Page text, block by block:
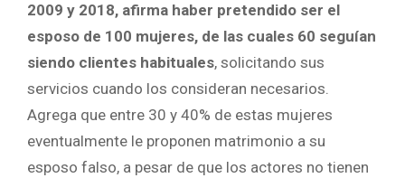
2009 y 2018, afirma haber pretendido ser el
esposo de 100 mujeres, de las cuales 60 seguían
siendo clientes habituales, solicitando sus
servicios cuando los consideran necesarios.
Agrega que entre 30 y 40% de estas mujeres
eventualmente le proponen matrimonio a su
esposo falso, a pesar de que los actores no tienen